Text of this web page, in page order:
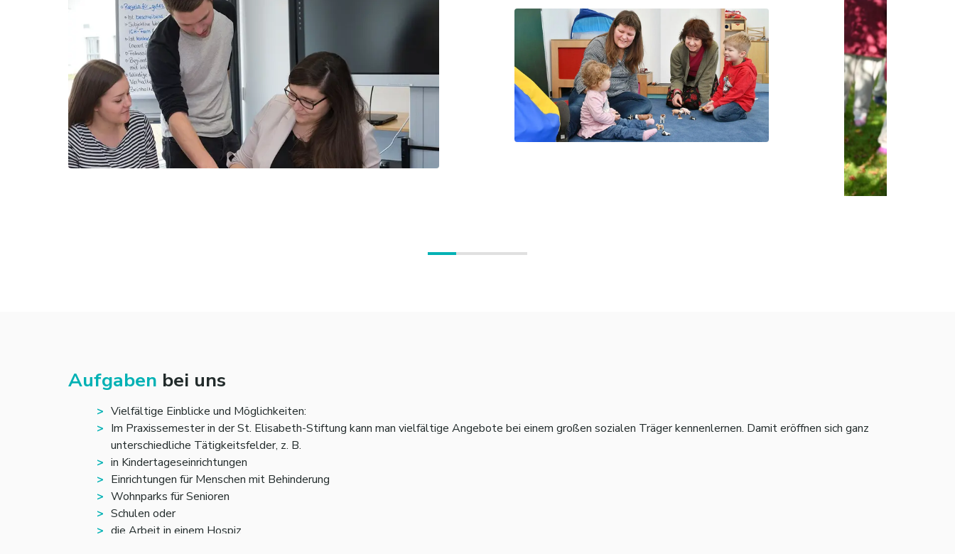
Aufgaben bei uns
Vielfältige Einblicke und Möglichkeiten:
Im Praxissemester in der St. Elisabeth-Stiftung kann man vielfältige Angebote bei einem großen sozialen Träger kennenlernen. Damit eröffnen sich ganz
unterschiedliche Tätigkeitsfelder, z. B.
in Kindertageseinrichtungen
Einrichtungen für Menschen mit Behinderung
Wohnparks für Senioren
Schulen oder
die Arbeit in einem Hospiz